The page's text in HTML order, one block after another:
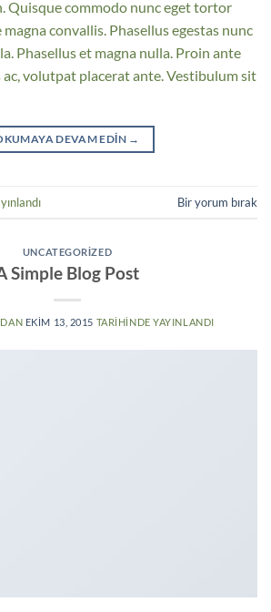
Quisque commodo nunc eget tortor
convallis. Phasellus egestas nunc
Phasellus et magna nulla. Proin ante
ac, volutpat placerat ante. Vestibulum sit
DEVAM EDIN →
Bir yorum bırak
UNCATEGORIZED
Simple Blog Post
EKIM 13, 2015 TARIHINDE YAYINLANDI